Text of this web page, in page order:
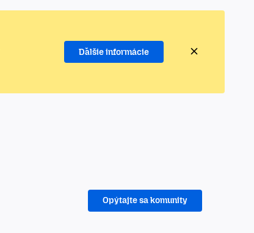
Ďalšie informácie
Opýtajte sa komunity